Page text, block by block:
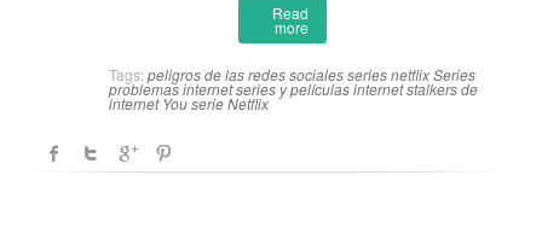
Read
more
Tags: peligros de las redes socialesseries netflixSeries
problemas internetseries y películas internetstalkers de
internet You serie Netflix